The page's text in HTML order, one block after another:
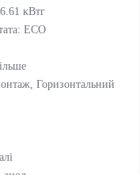
кВтг
ЕСО
Горизонтальний